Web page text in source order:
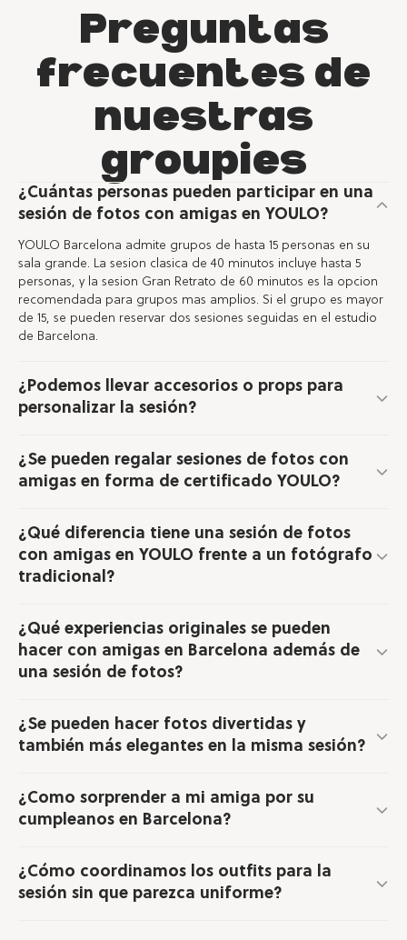
Preguntas
frecuentes de
nuestras
groupies
¿Cuántas personas pueden participar en una
sesión de fotos con amigas en YOULO?
YOULO Barcelona admite grupos de hasta 15 personas en su
sala grande. La sesion clasica de 40 minutos incluye hasta 5
personas, y la sesion Gran Retrato de 60 minutos es la opcion
recomendada para grupos mas amplios. Si el grupo es mayor
de 15, se pueden reservar dos sesiones seguidas en el estudio
de Barcelona.
¿Podemos llevar accesorios o props para
personalizar la sesión?
¿Se pueden regalar sesiones de fotos con
amigas en forma de certificado YOULO?
¿Qué diferencia tiene una sesión de fotos
con amigas en YOULO frente a un fotógrafo
tradicional?
¿Qué experiencias originales se pueden
hacer con amigas en Barcelona además de
una sesión de fotos?
¿Se pueden hacer fotos divertidas y
también más elegantes en la misma sesión?
¿Como sorprender a mi amiga por su
cumpleanos en Barcelona?
¿Cómo coordinamos los outfits para la
sesión sin que parezca uniforme?